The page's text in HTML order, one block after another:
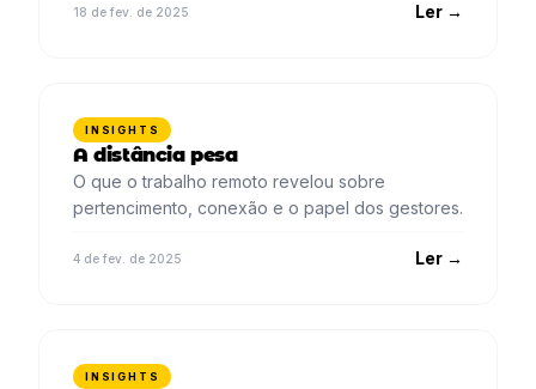
18 de fev. de 2025 Ler →
INSIGHTS
A distância pesa
O que o trabalho remoto revelou sobre
pertencimento, conexão e o papel dos gestores.
4 de fev. de 2025 Ler →
INSIGHTS